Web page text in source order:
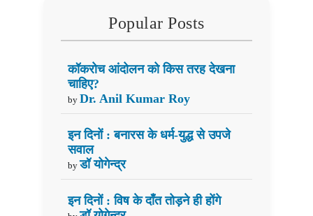
Popular Posts
कॉकरोच आंदोलन को किस तरह देखना
चाहिए?
by Dr. Anil Kumar Roy
इन दिनों : बनारस के धर्म-युद्ध से उपजे
सवाल
by डॉ योगेन्द्र
इन दिनों : विष के दाँत तोड़ने ही होंगे